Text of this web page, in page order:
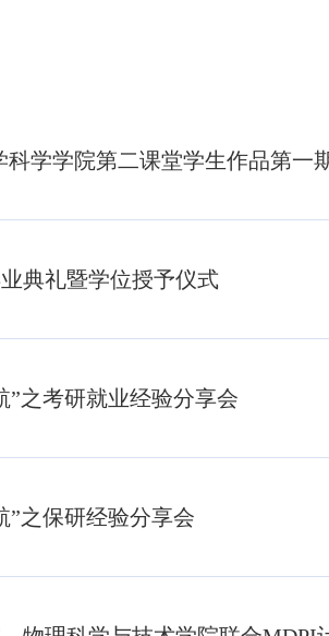
典礼暨学位授予仪式
”之考研就业经验分享会
”之保研经验分享会